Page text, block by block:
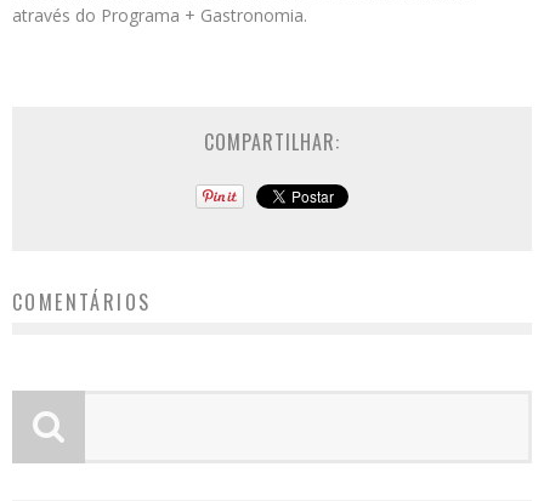
através do Programa + Gastronomia.
COMPARTILHAR:
COMENTÁRIOS